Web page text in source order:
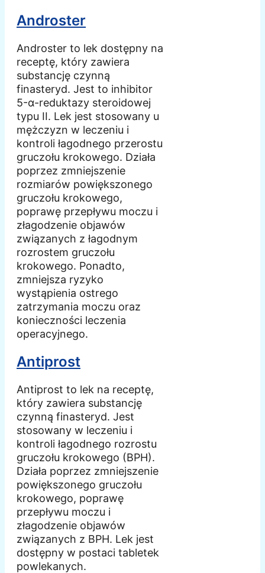
Androster
Androster to lek dostępny na
receptę, który zawiera
substancję czynną
finasteryd. Jest to inhibitor
5-α-reduktazy steroidowej
typu II. Lek jest stosowany u
mężczyzn w leczeniu i
kontroli łagodnego przerostu
gruczołu krokowego. Działa
poprzez zmniejszenie
rozmiarów powiększonego
gruczołu krokowego,
poprawę przepływu moczu i
złagodzenie objawów
związanych z łagodnym
rozrostem gruczołu
krokowego. Ponadto,
zmniejsza ryzyko
wystąpienia ostrego
zatrzymania moczu oraz
konieczności leczenia
operacyjnego.
Antiprost
Antiprost to lek na receptę,
który zawiera substancję
czynną finasteryd. Jest
stosowany w leczeniu i
kontroli łagodnego rozrostu
gruczołu krokowego (BPH).
Działa poprzez zmniejszenie
powiększonego gruczołu
krokowego, poprawę
przepływu moczu i
złagodzenie objawów
związanych z BPH. Lek jest
dostępny w postaci tabletek
powlekanych.